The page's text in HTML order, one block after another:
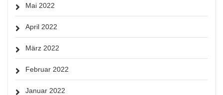
Mai 2022
April 2022
März 2022
Februar 2022
Januar 2022